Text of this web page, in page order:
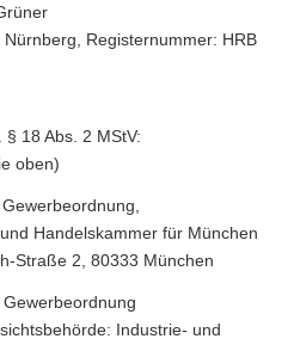
Registernummer: HRB
18 Abs. 2 MStV:
oben)
Handelskammer für München
Straße 2, 80333 München
Industrie- und